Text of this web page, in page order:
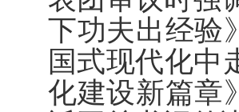
下功夫出经验
国式现代化中
化建设新篇章